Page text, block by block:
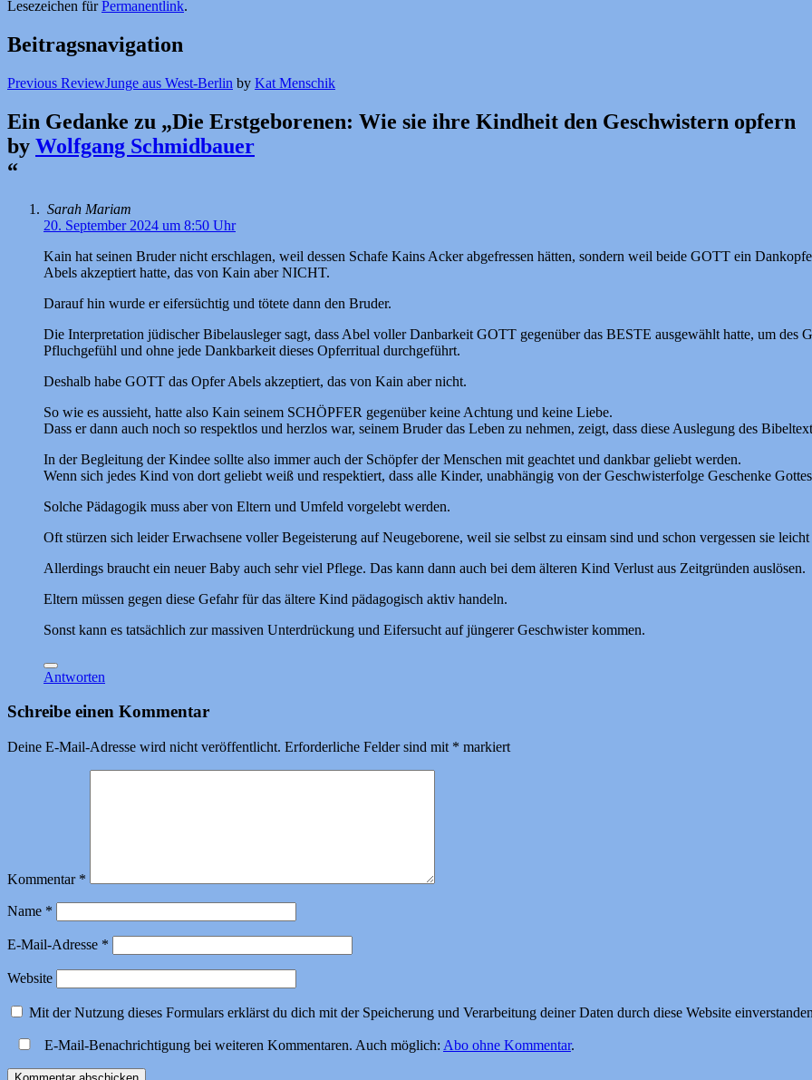
Lesezeichen fürPermanentlink.
Beitragsnavigation
Previous ReviewJunge aus West-Berlin by Kat Menschik
Ein Gedanke zu „Die Erstgeborenen: Wie sie ihre Kindheit den Geschwistern opfern
by Wolfgang Schmidbauer
“
Sarah Mariam
20. September 2024 um 8:50 Uhr
Kain hat seinen Bruder nicht erschlagen, weil dessen Schafe Kains Acker abgefressen hätten, sondern weil beide GOTT ein
Abels akzeptiert hatte, das von Kain aber NICHT.
Darauf hin wurde er eifersüchtig und tötete dann den Bruder.
Die Interpretation jüdischer Bibelausleger sagt, dass Abel voller Danbarkeit GOTT gegenüber das BESTE ausgewählt hatte, um des
Pfluchgefühl und ohne jede Dankbarkeit dieses Opferritual durchgeführt.
Deshalb habe GOTT das Opfer Abels akzeptiert, das von Kain aber nicht.
So wie es aussieht, hatte also Kain seinem SCHÖPFER gegenüber keine Achtung und keine Liebe.
Dass er dann auch noch so respektlos und herzlos war, seinem Bruder das Leben zu nehmen, zeigt, dass diese Auslegung des
In der Begleitung der Kindee sollte also immer auch der Schöpfer der Menschen mit geachtet und dankbar geliebt werden.
Wenn sich jedes Kind von dort geliebt weiß und respektiert, dass alle Kinder, unabhängig von der Geschwisterfolge Geschenke
Solche Pädagogik muss aber von Eltern und Umfeld vorgelebt werden.
Oft stürzen sich leider Erwachsene voller Begeisterung auf Neugeborene, weil sie selbst zu einsam sind und schon vergessen sie
Allerdings braucht ein neuer Baby auch sehr viel Pflege. Das kann dann auch bei dem älteren Kind Verlust aus Zeitgründen auslösen.
Eltern müssen gegen diese Gefahr für das ältere Kind pädagogisch aktiv handeln.
Sonst kann es tatsächlich zur massiven Unterdrückung und Eifersucht auf jüngerer Geschwister kommen.
Antworten
Schreibe einen Kommentar
Deine E-Mail-Adresse wird nicht veröffentlicht. Erforderliche Felder sind mit * markiert
Kommentar *
Name *
E-Mail-Adresse *
Website
Mit der Nutzung dieses Formulars erklärst du dich mit der Speicherung und Verarbeitung deiner Daten durch diese Website
E-Mail-Benachrichtigung bei weiteren Kommentaren. Auch möglich: Abo ohne Kommentar.